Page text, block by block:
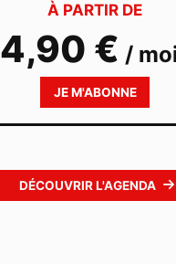
À PARTIR DE
4,90 € /
JE M'ABONNE
DÉCOUVRIR L'AGENDA